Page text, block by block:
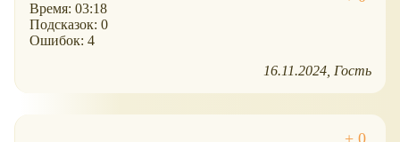
Время: 03:18
Подсказок: 0
Ошибок: 4
16.11.2024 Гость